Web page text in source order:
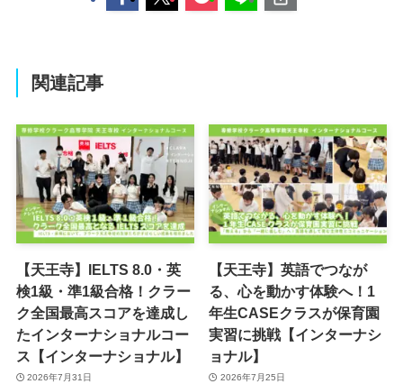
関連記事
【天王寺】IELTS 8.0・英
検1級・準1級合格！クラー
ク全国最高スコアを達成し
たインターナショナルコー
ス【インターナショナル】
2026年7月31日
【天王寺】英語でつなが
る、心を動かす体験へ！1
年生CASEクラスが保育園
実習に挑戦【インターナシ
ョナル】
2026年7月25日